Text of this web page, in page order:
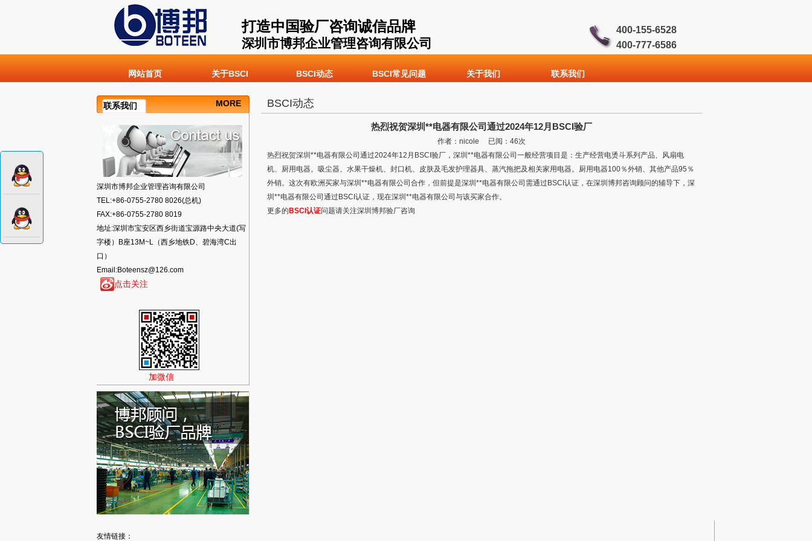
打造中国验厂咨询诚信品牌
深圳市博邦企业管理咨询有限公司
400-155-6528
400-777-6586
网站首页 关于BSCI BSCI动态 BSCI常见问题 关于我们 联系我们
联系我们 MORE
深圳市博邦企业管理咨询有限公司
TEL:+86-0755-2780 8026(总机)
FAX:+86-0755-2780 8019
地址:深圳市宝安区西乡街道宝源路中央大道(写
字楼）B座13M~L（西乡地铁D、碧海湾C出
口）
Email:Boteensz@126.com
点击关注
加微信
BSCI动态
热烈祝贺深圳**电器有限公司通过2024年12月BSCI验厂
作者：nicole 已阅： 46次
热烈祝贺深圳**电器有限公司通过2024年12月BSCI验厂，深圳**电器有限公司一般经营项目是：生产经营电烫斗系列产品、风扇电
机、厨用电器。吸尘器、水果干燥机、封口机、皮肤及毛发护理器具、蒸汽拖把及相关家用电器。厨用电器100％外销、其他产品95％
外销。这次有欧洲买家与深圳**电器有限公司合作，但前提是深圳**电器有限公司需通过BSCI认证，在深圳博邦咨询顾问的辅导下，深
圳**电器有限公司通过BSCI认证，现在深圳**电器有限公司与该买家合作。
更多的 BSCI认证问题请关注深圳博邦验厂咨询
友情链接：